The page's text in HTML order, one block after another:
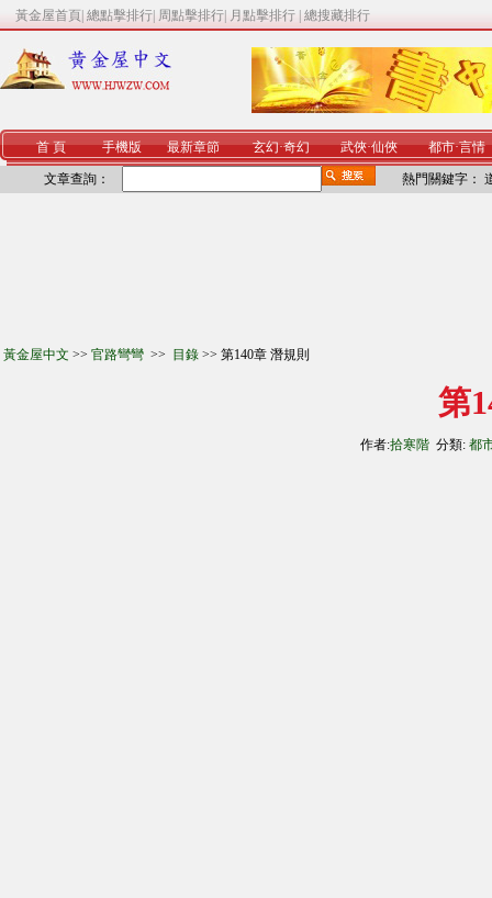
黃金屋首頁 總點擊排行 周點擊排行 月點擊排行 總搜藏排行
首 頁 手機版 最新章節 玄幻·奇幻 武俠·仙俠 都市·言情
文章查詢： 熱門關鍵字：
黃金屋中文 >> 官路彎彎 >> 目錄 >> 第140章 潛規則
第
作者:拾寒階 分類: 都